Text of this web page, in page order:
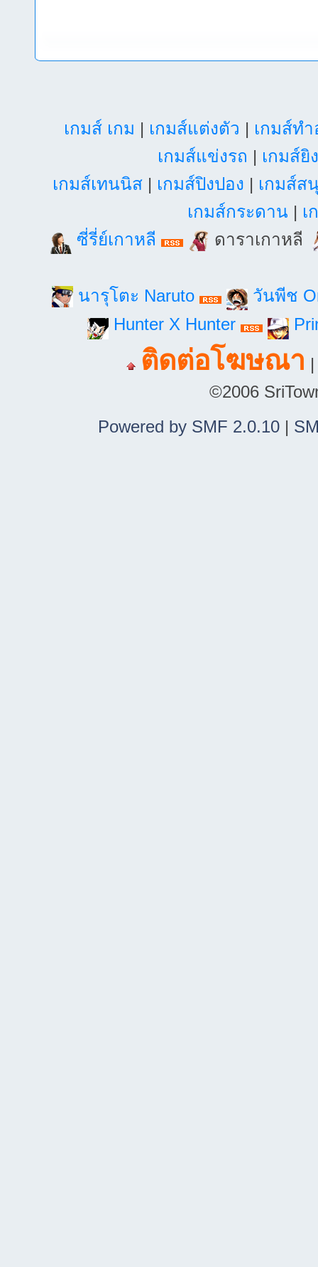
เกมส์ เกม | เกมส์แต่งตัว | เกมส์ท
เกมส์แข่งรถ | เกมส์ยิ
เกมส์เทนนิส| เกมส์ปิงปอง | เกมส์ส
เกมส์กระดาน | เ
ซี่รี่ย์เกาหลี
ดาราเกาหลี
นารุโตะ Naruto
วันพีช
Hunter X Hunter
ติดต่อโฆษณา
©2006
Powered by SMF 2.0.10|